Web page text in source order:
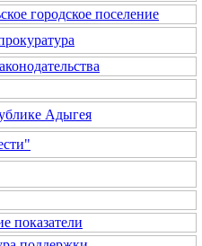
городское поселение
Адыгея
показатели